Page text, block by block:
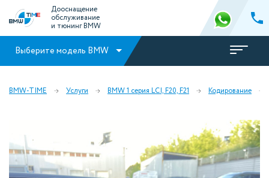
Дооснащение
обслуживание
и тюнинг BMW
Выберите модель BMW
BMW-TIME Услуги BMW 1 серия LCI, F20, F21 Кодирование